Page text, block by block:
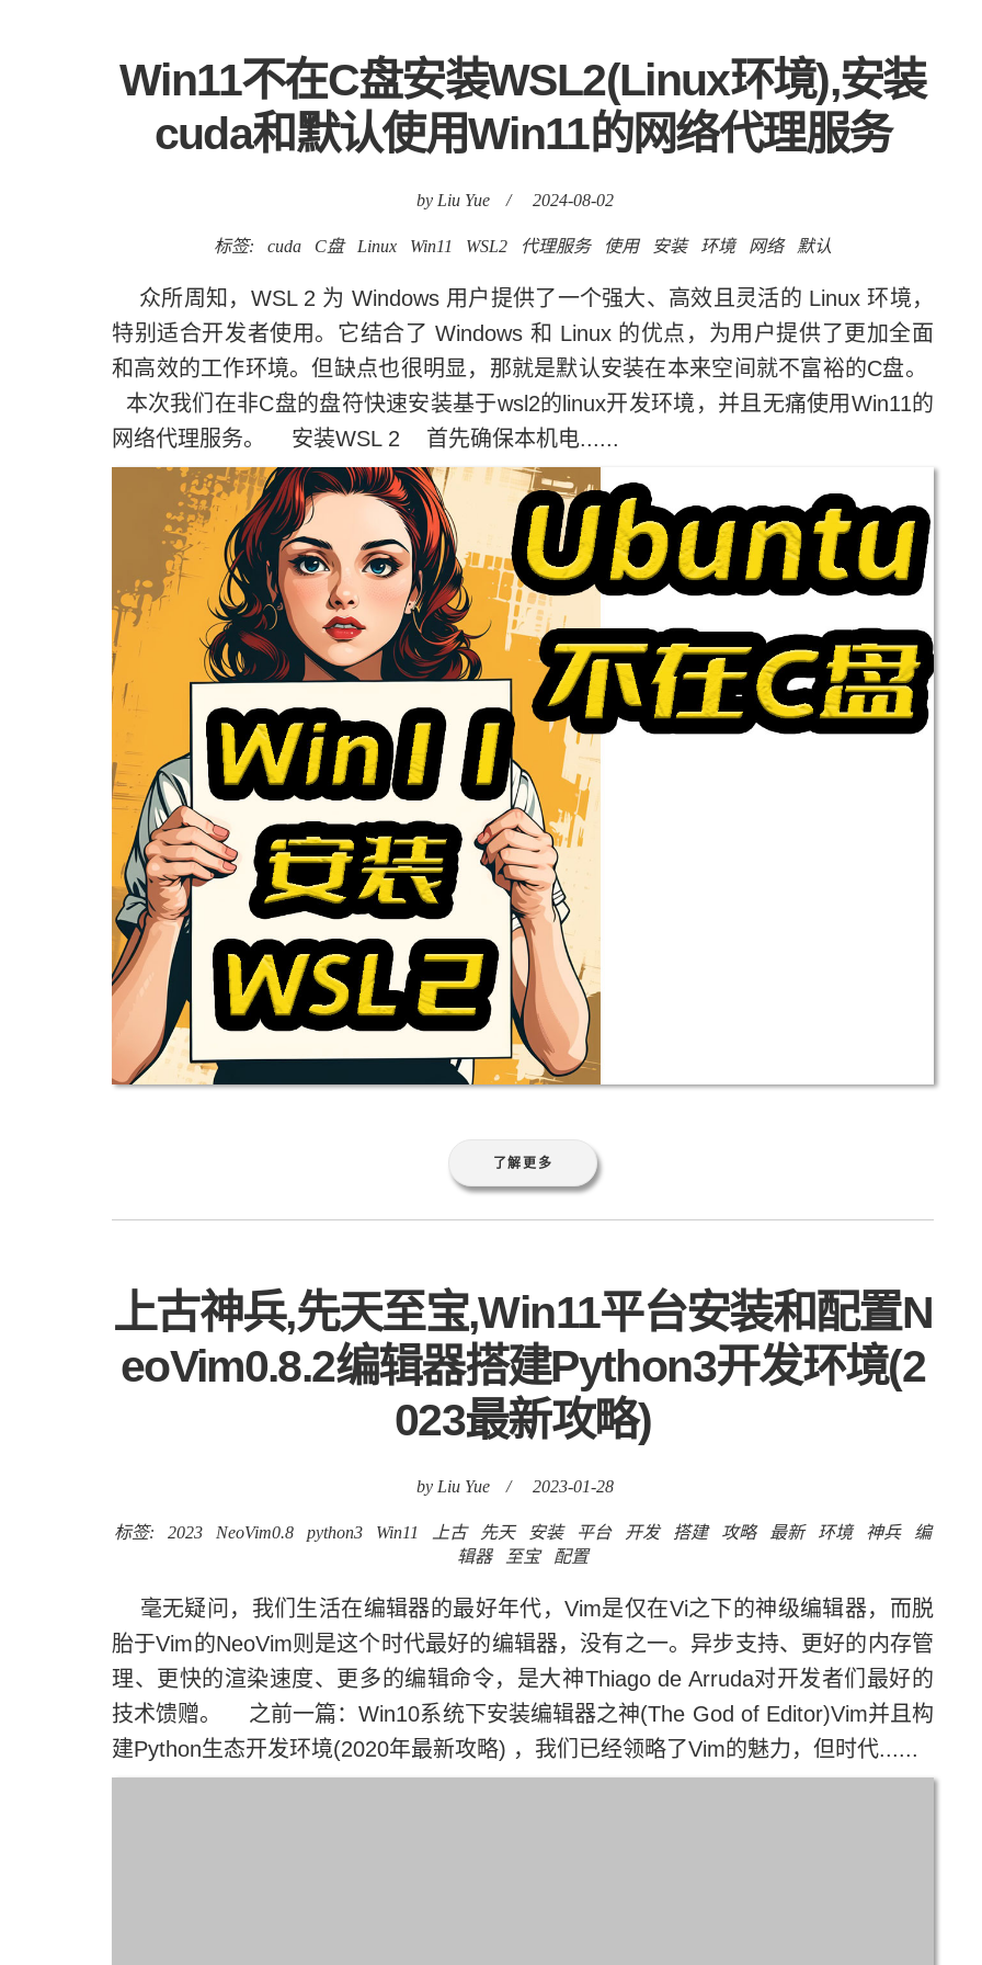
Win11不在C盘安装WSL2(Linux环境),安装
cuda和默认使用Win11的网络代理服务
by Liu Yue / 2024-08-02
标签: cuda C盘 Linux Win11 WSL2 代理服务 使用 安装 环境 网络 默认
众所周知，WSL 2 为 Windows 用户提供了一个强大、高效且灵活的 Linux 环境，
特别适合开发者使用。它结合了 Windows 和 Linux 的优点，为用户提供了更加全面
和高效的工作环境。但缺点也很明显，那就是默认安装在本来空间就不富裕的C盘。
本次我们在非C盘的盘符快速安装基于wsl2的linux开发环境，并且无痛使用Win11的
网络代理服务。 安装WSL 2 首先确保本机电......
了解更多
上古神兵,先天至宝,Win11平台安装和配置N
eoVim0.8.2编辑器搭建Python3开发环境(2
023最新攻略)
by Liu Yue / 2023-01-28
标签: 2023 NeoVim0.8 python3 Win11 上古 先天 安装 平台 开发 搭建 攻略 最新 环境 神兵
编
辑器
至宝 配置
毫无疑问，我们生活在编辑器的最好年代，Vim是仅在Vi之下的神级编辑器，而脱
胎于Vim的NeoVim则是这个时代最好的编辑器，没有之一。异步支持、更好的内存管
理、更快的渲染速度、更多的编辑命令，是大神Thiago de Arruda对开发者们最好的
技术馈赠。 之前一篇：Win10系统下安装编辑器之神(The God of Editor)Vim并且构
建Python生态开发环境(2020年最新攻略) ，我们已经领略了Vim的魅力，但时代......